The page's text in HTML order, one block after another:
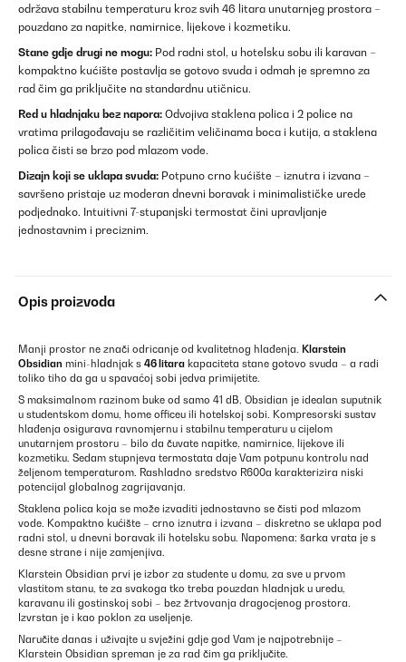
održava stabilnu temperaturu kroz svih 46 litara unutarnjeg prostora –
pouzdano za napitke, namirnice, lijekove i kozmetiku.
Stane gdje drugi ne mogu: Pod radni stol, u hotelsku sobu ili karavan –
kompaktno kućište postavlja se gotovo svuda i odmah je spremno za
rad čim ga priključite na standardnu utičnicu.
Red u hladnjaku bez napora: Odvojiva staklena polica i 2 police na
vratima prilagođavaju se različitim veličinama boca i kutija, a staklena
polica čisti se brzo pod mlazom vode.
Dizajn koji se uklapa svuda: Potpuno crno kućište – iznutra i izvana –
savršeno pristaje uz moderan dnevni boravak i minimalističke urede
podjednako. Intuitivni 7-stupanjski termostat čini upravljanje
jednostavnim i preciznim.
Opis proizvoda
Manji prostor ne znači odricanje od kvalitetnog hlađenja. Klarstein
Obsidian mini-hladnjak s 46 litara kapaciteta stane gotovo svuda – a radi
toliko tiho da ga u spavaćoj sobi jedva primijetite.
S maksimalnom razinom buke od samo 41 dB, Obsidian je idealan suputnik
u studentskom domu, home officeu ili hotelskoj sobi. Kompresorski sustav
hlađenja osigurava ravnomjernu i stabilnu temperaturu u cijelom
unutarnjem prostoru – bilo da čuvate napitke, namirnice, lijekove ili
kozmetiku. Sedam stupnjeva termostata daje Vam potpunu kontrolu nad
željenom temperaturom. Rashladno sredstvo R600a karakterizira niski
potencijal globalnog zagrijavanja.
Staklena polica koja se može izvaditi jednostavno se čisti pod mlazom
vode. Kompaktno kućište – crno iznutra i izvana – diskretno se uklapa pod
radni stol, u dnevni boravak ili hotelsku sobu. Napomena: šarka vrata je s
desne strane i nije zamjenjiva.
Klarstein Obsidian prvi je izbor za studente u domu, za sve u prvom
vlastitom stanu, te za svakoga tko treba pouzdan hladnjak u uredu,
karavanu ili gostinskoj sobi – bez žrtvovanja dragocjenog prostora.
Izvrstan je i kao poklon za useljenje.
Naručite danas i uživajte u svježini gdje god Vam je najpotrebnije –
Klarstein Obsidian spreman je za rad čim ga priključite.